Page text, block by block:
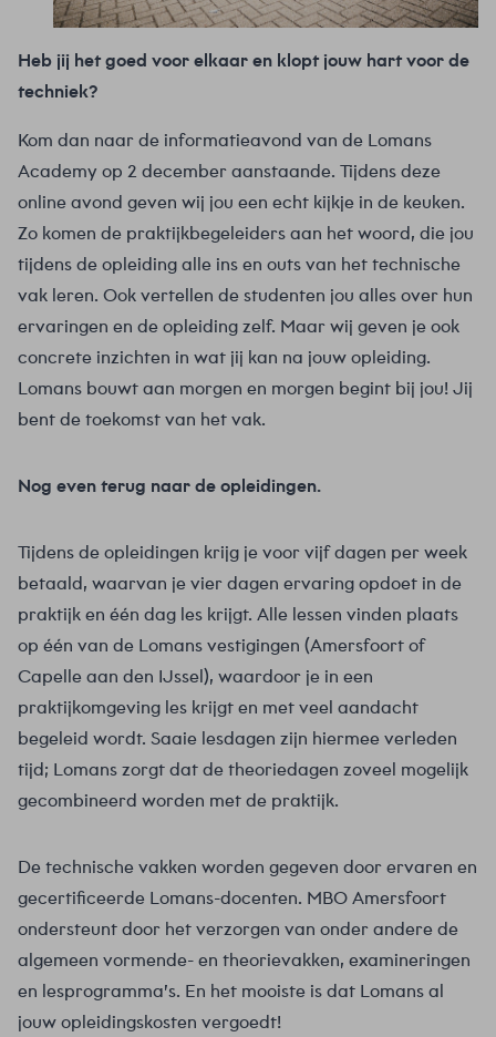
Heb jij het goed voor elkaar en klopt jouw hart voor de
techniek?
Kom dan naar de informatieavond van de Lomans
Academy op 2 december aanstaande. Tijdens deze
online avond geven wij jou een echt kijkje in de keuken.
Zo komen de praktijkbegeleiders aan het woord, die jou
tijdens de opleiding alle ins en outs van het technische
vak leren. Ook vertellen de studenten jou alles over hun
ervaringen en de opleiding zelf. Maar wij geven je ook
concrete inzichten in wat jij kan na jouw opleiding.
Lomans bouwt aan morgen en morgen begint bij jou! Jij
bent de toekomst van het vak.
Nog even terug naar de opleidingen.
Tijdens de opleidingen krijg je voor vijf dagen per week
betaald, waarvan je vier dagen ervaring opdoet in de
praktijk en één dag les krijgt. Alle lessen vinden plaats
op één van de Lomans vestigingen (Amersfoort of
Capelle aan den IJssel), waardoor je in een
praktijkomgeving les krijgt en met veel aandacht
begeleid wordt. Saaie lesdagen zijn hiermee verleden
tijd; Lomans zorgt dat de theoriedagen zoveel mogelijk
gecombineerd worden met de praktijk.
De technische vakken worden gegeven door ervaren en
gecertificeerde Lomans-docenten. MBO Amersfoort
ondersteunt door het verzorgen van onder andere de
algemeen vormende- en theorievakken, examineringen
en lesprogramma’s. En het mooiste is dat Lomans al
jouw opleidingskosten vergoedt!